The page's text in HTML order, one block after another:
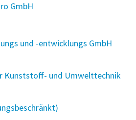
GmbH
und -entwicklungs GmbH
Kunststoff- und Umwelttechnik